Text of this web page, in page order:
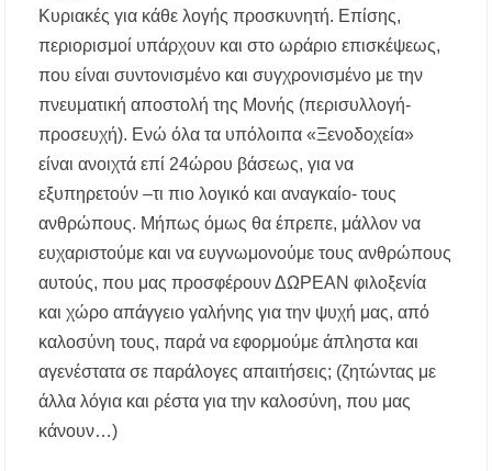
Κυριακές για κάθε λογής προσκυνητή. Επίσης,
περιορισμοί υπάρχουν και στο ωράριο επισκέψεως,
που είναι συντονισμένο και συγχρονισμένο με την
πνευματική αποστολή της Μονής (περισυλλογή-
προσευχή). Ενώ όλα τα υπόλοιπα «Ξενοδοχεία»
είναι ανοιχτά επί 24ώρου βάσεως, για να
εξυπηρετούν –τι πιο λογικό και αναγκαίο- τους
ανθρώπους. Μήπως όμως θα έπρεπε, μάλλον να
ευχαριστούμε και να ευγνωμονούμε τους ανθρώπους
αυτούς, που μας προσφέρουν ΔΩΡΕΑΝ φιλοξενία
και χώρο απάγγειο γαλήνης για την ψυχή μας, από
καλοσύνη τους, παρά να εφορμούμε άπληστα και
αγενέστατα σε παράλογες απαιτήσεις; (ζητώντας με
άλλα λόγια και ρέστα για την καλοσύνη, που μας
κάνουν…)